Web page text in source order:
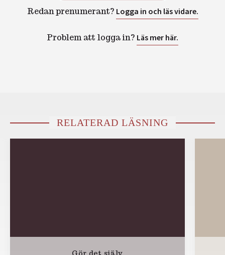
Redan prenumerant? Logga in och läs vidare.
Problem att logga in? Läs mer här.
RELATERAD LÄSNING